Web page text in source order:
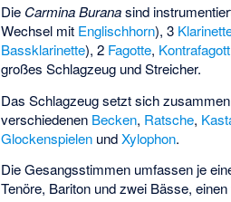
Die Carmina Buranasind
Wechsel mit Englischhorn), 3
Bassklarinette), 2 Fagotte, Kontrafagott
großes Schlagzeug und Streicher.
Das Schlagzeug setzt sich
verschiedenen Becken, Ratsche,
Glockenspielen undXylophon.
Die Gesangsstimmen umfassen je
Tenöre, Bariton und zwei Bässe,